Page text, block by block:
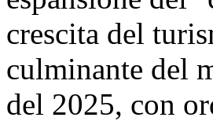
crescita del
culminante del
del 2025, con